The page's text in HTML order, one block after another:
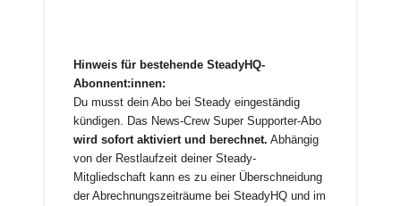
Hinweis für bestehende SteadyHQ-
Abonnent:innen:
Du musst dein Abo bei Steady eingeständig
kündigen. Das News-Crew Super Supporter-Abo
wird sofort aktiviert und berechnet. Abhängig
von der Restlaufzeit deiner Steady-
Mitgliedschaft kann es zu einer Überschneidung
der Abrechnungszeiträume bei SteadyHQ und im